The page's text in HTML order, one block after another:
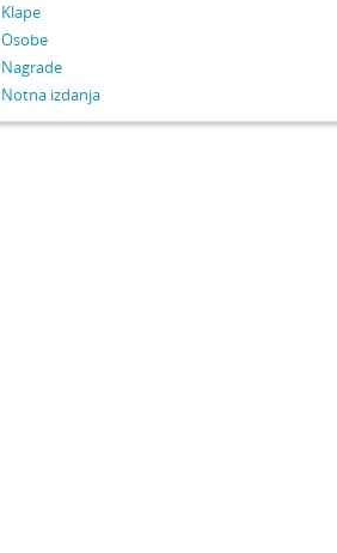
Klape
Osobe
Nagrade
Notna izdanja